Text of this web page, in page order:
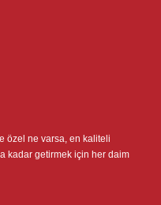
özel ne varsa, en kaliteli
kadar getirmek için her daim